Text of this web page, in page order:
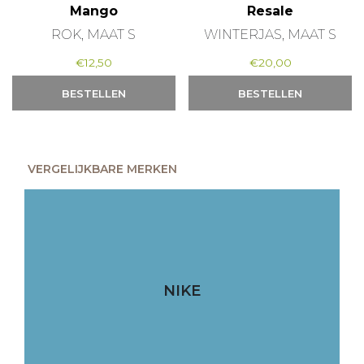
Mango
ROK, MAAT S
€12,50
BESTELLEN
Resale
WINTERJAS, MAAT S
€20,00
BESTELLEN
VERGELIJKBARE MERKEN
NIKE